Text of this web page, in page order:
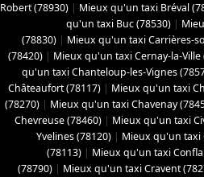
Robert (78930) | Mieux qu'un taxi Bréval
qu'un taxi Buc (78530) |
(78830) | Mieux qu'un taxi Carrières-
(78420) | Mieux qu'un taxi Cernay-la-Ville
qu'un taxi Chanteloup-les-Vignes
Châteaufort (78117) | Mieux qu'un taxi
(78270) | Mieux qu'un taxi Chavenay
Chevreuse (78460) | Mieux qu'un taxi
Yvelines (78120) | Mieux qu'un taxi
(78113) | Mieux qu'un taxi
(78790) | Mieux qu'un taxi Cravent